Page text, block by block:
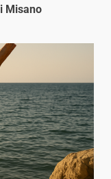
Misano